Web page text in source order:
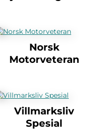
Norsk
Motorveteran
Villmarksliv
Spesial